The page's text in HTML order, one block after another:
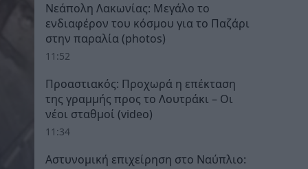
Νεάπολη Λακωνίας: Μεγάλο το
ενδιαφέρον του κόσμου για το Παζάρι
στην παραλία (photos)
11:52
Προαστιακός: Προχωρά η επέκταση
της γραμμής προς το Λουτράκι – Οι
νέοι σταθμοί (video)
11:34
Αστυνομική επιχείρηση στο Ναύπλιο: